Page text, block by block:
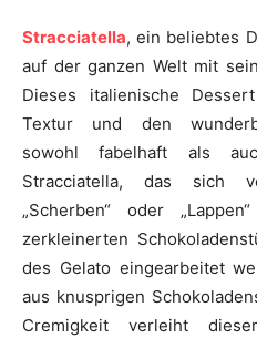
Stracciatella, ein beliebtes
auf der ganzen Welt mit
Dieses italienische
Textur und den
sowohl fabelhaft als
Stracciatella, das sich
„Scherben“ oder
zerkleinerten
des Gelato eingearbeitet
aus knusprigen
Cremigkeit verleiht